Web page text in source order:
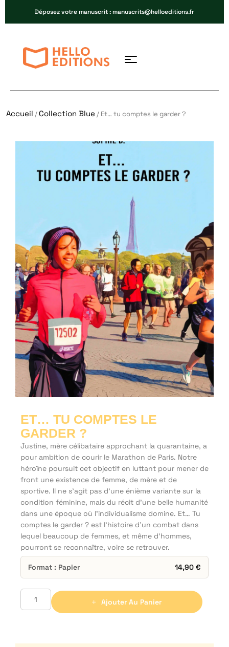
Déposez votre manuscrit : manuscrits@helloeditions.fr
Accueil /Collection Blue / Et… tu comptes le garder ?
ET… TU COMPTES LE
GARDER ?
Justine, mère célibataire approchant la quarantaine, a
pour ambition de courir le Marathon de Paris. Notre
héroïne poursuit cet objectif en luttant pour mener de
front une existence de femme, de mère et de
sportive. Il ne s’agit pas d’une énième variante sur la
condition féminine, mais du récit d’une belle humanité
dans une époque où l’individualisme domine. Et… Tu
comptes le garder ? est l’histoire d’un combat dans
lequel beaucoup de femmes, et même d’hommes,
pourront se reconnaître, voire se retrouver.
Format : Papier 14,90 €
Ajouter Au Panier